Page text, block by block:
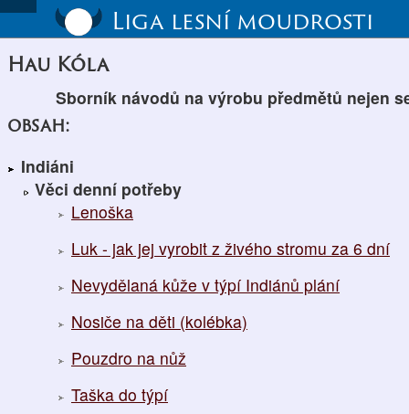
Liga lesní moudrosti
Hau Kóla
Sborník návodů na výrobu předmětů nejen
obsah:
Indiáni
Věci denní potřeby
Lenoška
Luk - jak jej vyrobit z živého stromu za 6 dní
Nevydělaná kůže v týpí Indiánů plání
Nosiče na děti (kolébka)
Pouzdro na nůž
Taška do týpí